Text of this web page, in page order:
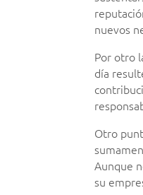
nuevos
Por otro
día
Otro
Aunque
su